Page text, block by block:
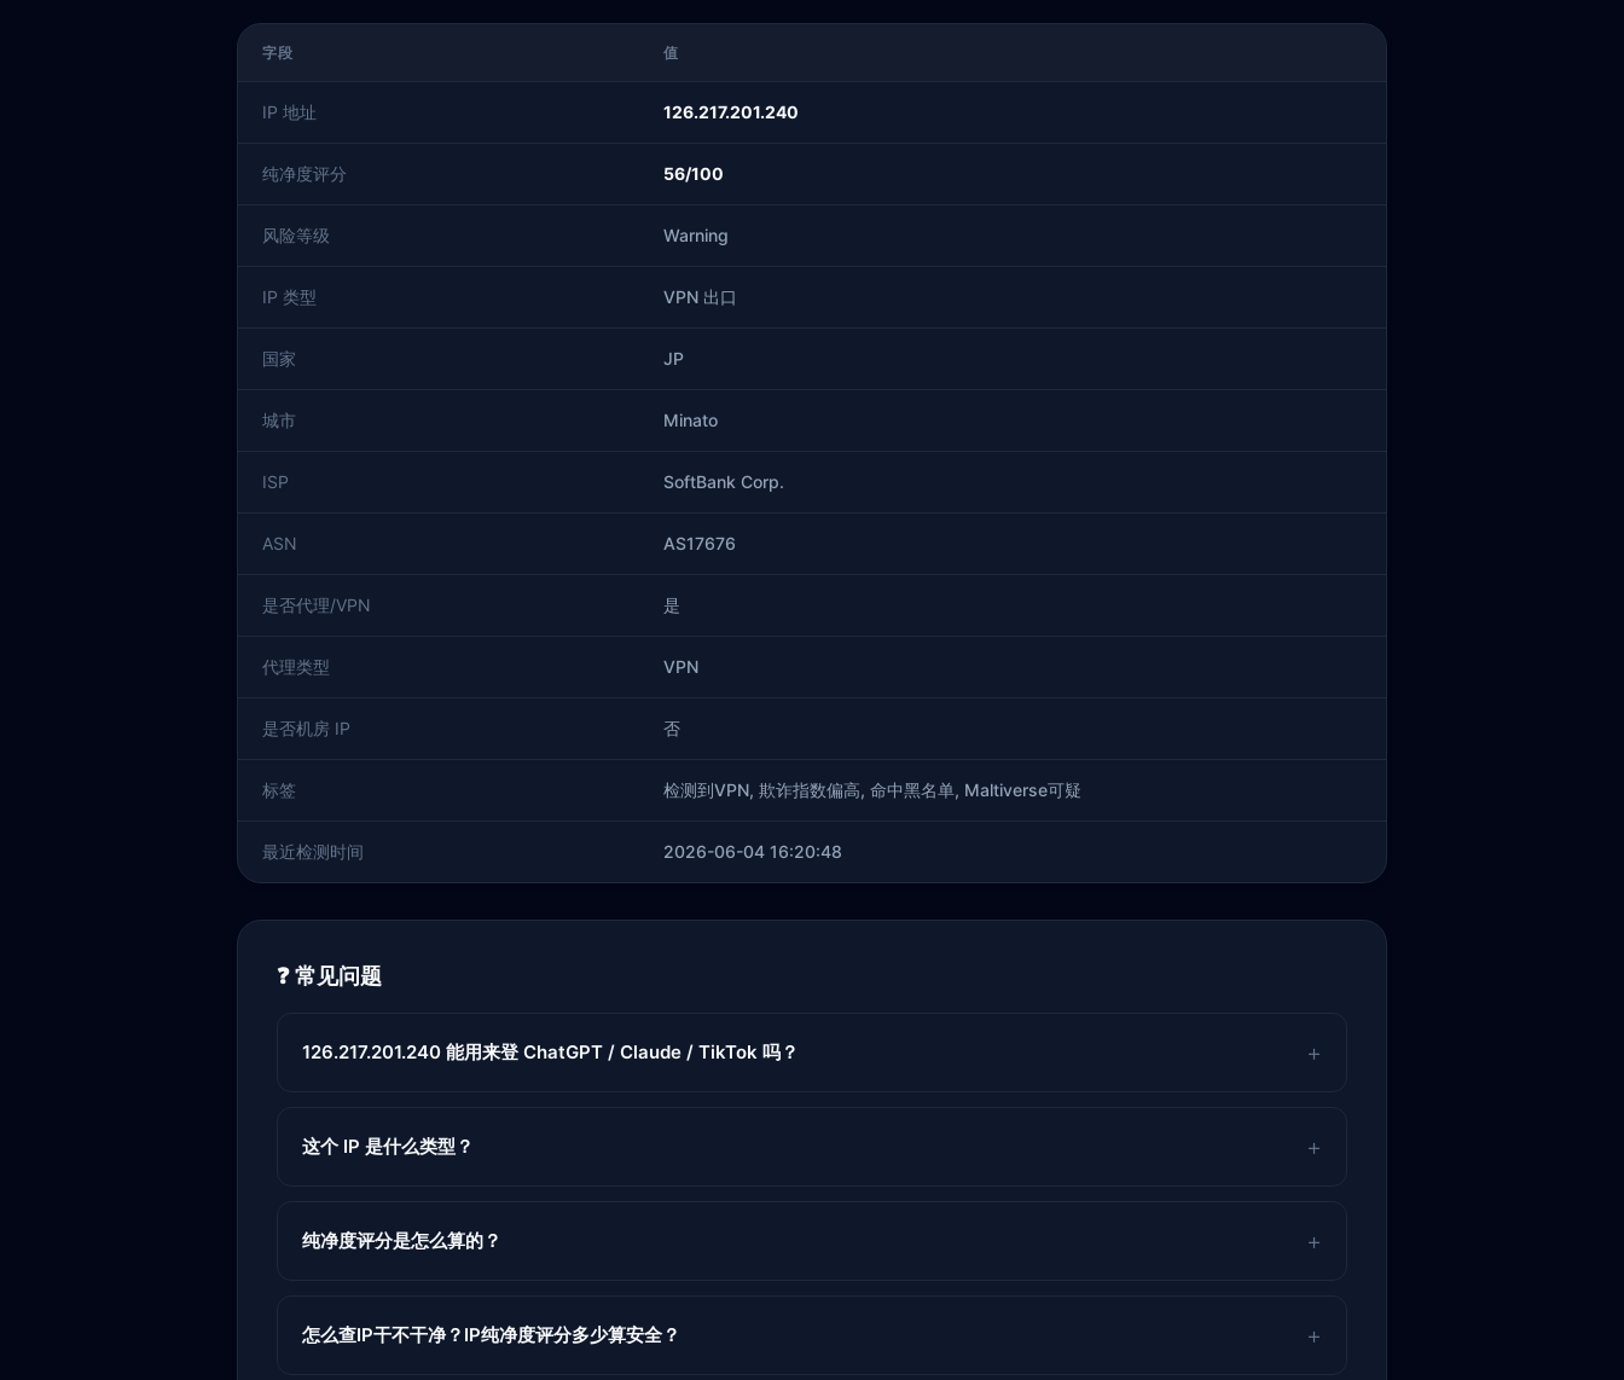
字段 值
IP 地址 126.217.201.240
纯净度评分 56/100
风险等级 Warning
IP 类型 VPN 出口
国家 JP
城市 Minato
ISP SoftBank Corp.
ASN AS17676
是否代理/VPN 是
代理类型 VPN
是否机房 IP 否
标签 检测到VPN, 欺诈指数偏高, 命中黑名单, Maltiverse可疑
最近检测时间 2026-06-04 16:20:48
❓ 常见问题
126.217.201.240 能用来登 ChatGPT / Claude / TikTok 吗？
这个 IP 是什么类型？
纯净度评分是怎么算的？
怎么查IP干不干净？IP纯净度评分多少算安全？